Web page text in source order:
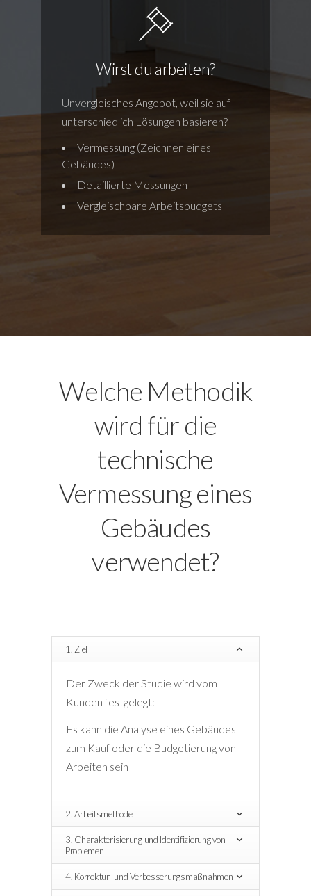
Wirst du arbeiten?
Unvergleisches Angebot, weil sie auf
unterschiedlich Lösungen basieren?
Vermessung (Zeichnen eines
Gebäudes)
Detaillierte Messungen
Vergleischbare Arbeitsbudgets
Welche Methodik
wird für die
technische
Vermessung eines
Gebäudes
verwendet?
1. Ziel
Der Zweck der Studie wird vom
Kunden festgelegt:
Es kann die Analyse eines Gebäudes
zum Kauf oder die Budgetierung von
Arbeiten sein
2. Arbeitsmethode
3. Charakterisierung und Identifizierung von
Problemen
4. Korrektur- und Verbesserungsmaßnahmen